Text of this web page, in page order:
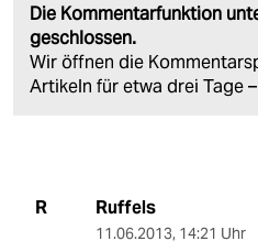
Die Kommentarfunktion
geschlossen.
Wir öffnen die
Artikeln für etwa drei Tage –
R Ruffels
11.06.2013, 14:21 Uhr